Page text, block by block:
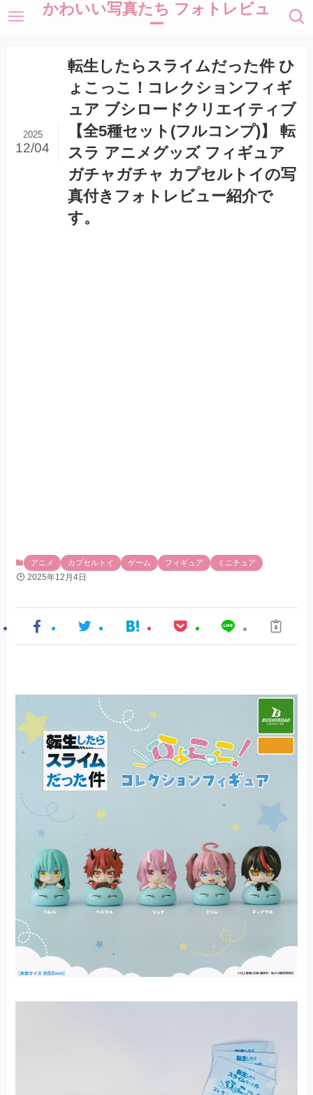
かわいい写真たち フォトレビュ
ー
転生したらスライムだった件 ひ
ょこっこ！コレクションフィギ
ュア ブシロードクリエイティブ
【全5種セット(フルコンプ)】 転
スラ アニメグッズ フィギュア
ガチャガチャ カプセルトイの写
真付きフォトレビュー紹介で
す。
2025
12/04
アニメ カプセルトイ ゲーム フィギュア ミニチュア
2025年12月4日